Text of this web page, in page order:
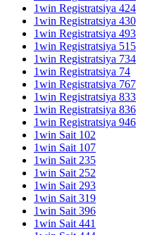
1win Registratsiya 424
1win Registratsiya 430
1win Registratsiya 493
1win Registratsiya 515
1win Registratsiya 734
1win Registratsiya 74
1win Registratsiya 767
1win Registratsiya 833
1win Registratsiya 836
1win Registratsiya 946
1win Sait 102
1win Sait 107
1win Sait 235
1win Sait 252
1win Sait 293
1win Sait 319
1win Sait 396
1win Sait 441